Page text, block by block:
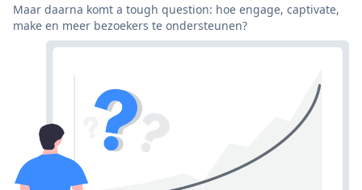
Maar daarna komt a tough question: hoe engage, captivate,
make en meer bezoekers te ondersteunen?